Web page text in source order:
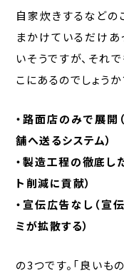
自家炊きするなどの
まかけているだけ
いそうですが、それ
こにあるのでしょう
・路面店のみで展開
舗へ送るシステム）
・製造工程の徹底し
ト削減に貢献）
・宣伝広告なし（宣
ミが拡散する）
の3つです。「良いも